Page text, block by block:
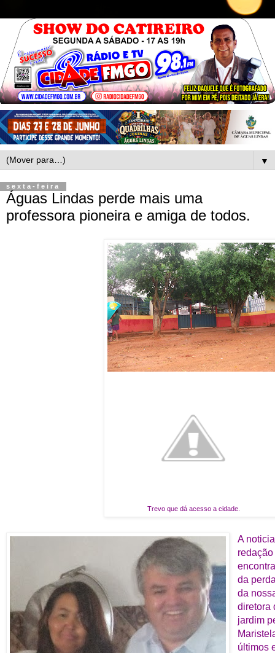
▼
sexta-feira
Águas Lindas perde mais uma
professora pioneira e amiga de todos.
Trevo que dá acesso a cidade.
A
da
da
diretora
jardim
últimos